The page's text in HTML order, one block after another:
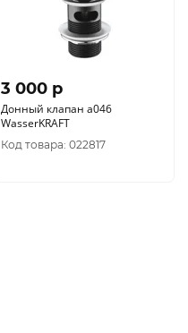
3 000 p
Донный клапан а046
WasserKRAFT
Код товара: 022817